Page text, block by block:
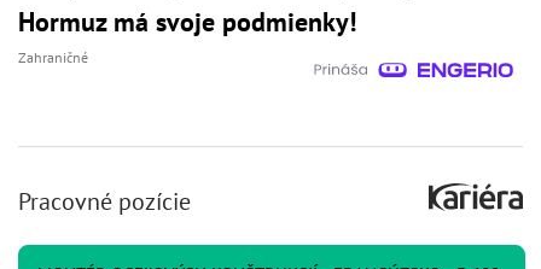
Hormuz má svoje podmienky!
Zahraničné
Pracovné pozície